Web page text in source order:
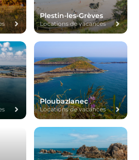
Plestin-les-Grèves
Locations de vacances
Ploubazlanec
Locations de vacances